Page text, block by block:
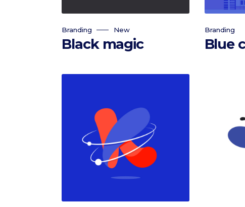
Branding New
Black magic
Branding
Blue